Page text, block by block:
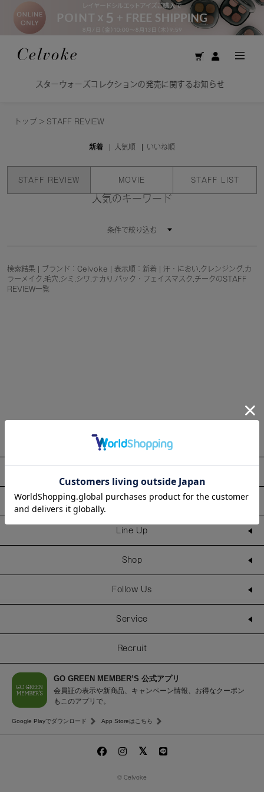
ターウォーズコレクションの発売に関するお知らせ
トップ > STAFF REVIEW
新着 人気順 いいね順
STAFF REVIEW MOVIE STAFF LIST
人気のキーワード
条件で絞り込む
検索結果 | ブランド：Celvoke | 表示順：新着 | 汗・におい,クレンジング,カ
ラーメイク,毛穴,シミ,シワ,テカり,パック・フェイスマスク,チークのSTAFF
REVIEW一覧
Information
Line Up
Shop
Follow Us
Service
Recruit
GO GREEN MEMBER’S 公式アプリ
会員証の表示や新商品、キャンペーン情報、お得なクーポン
もこのアプリで。
Google Playでダウンロード App Storeはこちら
© Celvoke